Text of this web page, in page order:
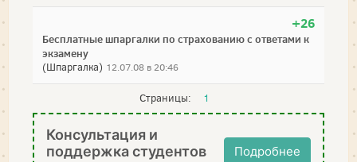
+26
Бесплатные шпаргалки по страхованию с ответами к
экзамену
(Шпаргалка) 12.07.08 в 20:46
Страницы: 1
Консультация и
поддержка студентов
Подробнее